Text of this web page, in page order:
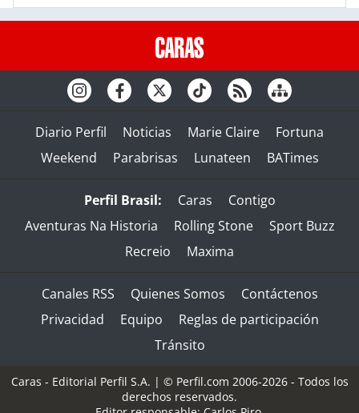
Diario Perfil Noticias Marie Claire
Fortuna
Weekend
Parabrisas Lunateen BATimes
Perfil Brasil: Caras
Contigo
Aventuras Na Historia
Rolling Stone
Sport Buzz
Recreio
Maxima
Canales RSS Quienes Somos
Contáctenos
Privacidad
Equipo
Reglas de participación
Tránsito
Caras - Editorial Perfil S.A. | © Perfil.com 2006-2026 - Todos los
derechos reservados.